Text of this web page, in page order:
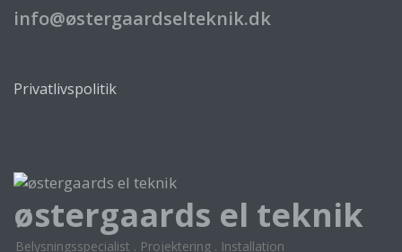
info@østergaardselteknik.dk
Privatlivspolitik
østergaards el teknik
Belysningsspecialist . Projektering . Installation